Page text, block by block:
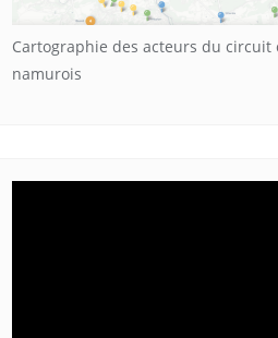
Cartographie des acteurs du circuit
namurois